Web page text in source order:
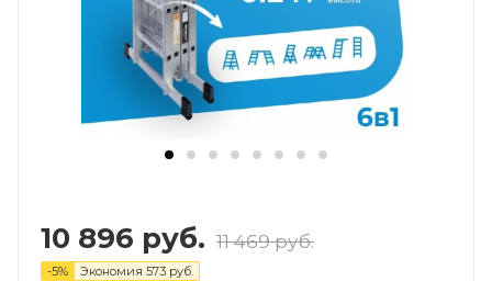
10 896 руб. 11 469руб.
-5% Экономия 573 руб.